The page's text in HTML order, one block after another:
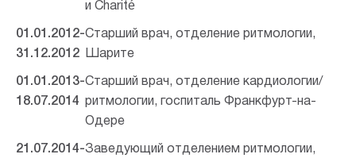
и Charité
01.01.2012-
31.12.2012
Старший врач, отделение ритмологии,
Шарите
01.01.2013-
18.07.2014
Старший врач, отделение кардиологии/
ритмологии, госпиталь Франкфурт-на-
Одере
21.07.2014-Заведующий отделением ритмологии,